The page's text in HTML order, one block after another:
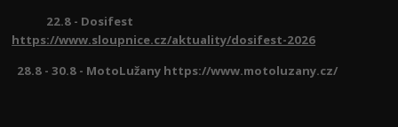
22.8 - Dosifest
https://www.sloupnice.cz/aktuality/dosifest-2026
28.8 - 30.8 - MotoLužany https://www.motoluzany.cz/